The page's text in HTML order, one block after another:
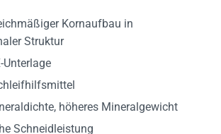
Kornaufbau in
Struktur
Unterlage
höheres Mineralgewicht
Schneidleistung